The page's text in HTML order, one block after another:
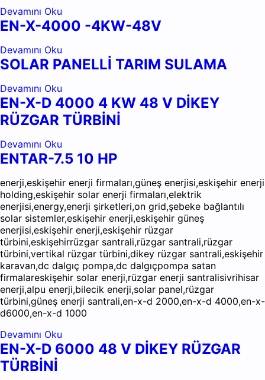
Devamını Oku
EN-X-4000 -4KW-48V
Devamını Oku
SOLAR PANELLİ TARIM SULAMA
Devamını Oku
EN-X-D 4000 4 KW 48 V DİKEY
RÜZGAR TÜRBİNİ
Devamını Oku
ENTAR-7.5 10 HP
enerji,eskişehir enerji firmaları,güneş enerjisi,eskişehir enerji
holding,eskişehir solar enerji firmaları,elektrik
enerjisi,energy,enerji şirketleri,on grid,şebeke bağlantılı
solar sistemler,eskişehir enerji,eskişehir güneş
enerjisi,eskişehir enerji,eskişehir rüzgar
türbini,eskişehirrüzgar santrali,rüzgar santrali,rüzgar
türbini,vertikal rüzgar türbini,dikey rüzgar santrali,eskişehir
karavan,dc dalgıç pompa,dc dalgıçpompa satan
firmalareskişehir solar enerji,rüzgar enerji santralisivrihisar
enerji,alpu enerji,bilecik enerji,solar panel,rüzgar
türbini,güneş enerji santrali,en-x-d 2000,en-x-d 4000,en-x-
d6000,en-x-d 1000
Devamını Oku
EN-X-D 6000 48 V DİKEY RÜZGAR
TÜRBİNİ